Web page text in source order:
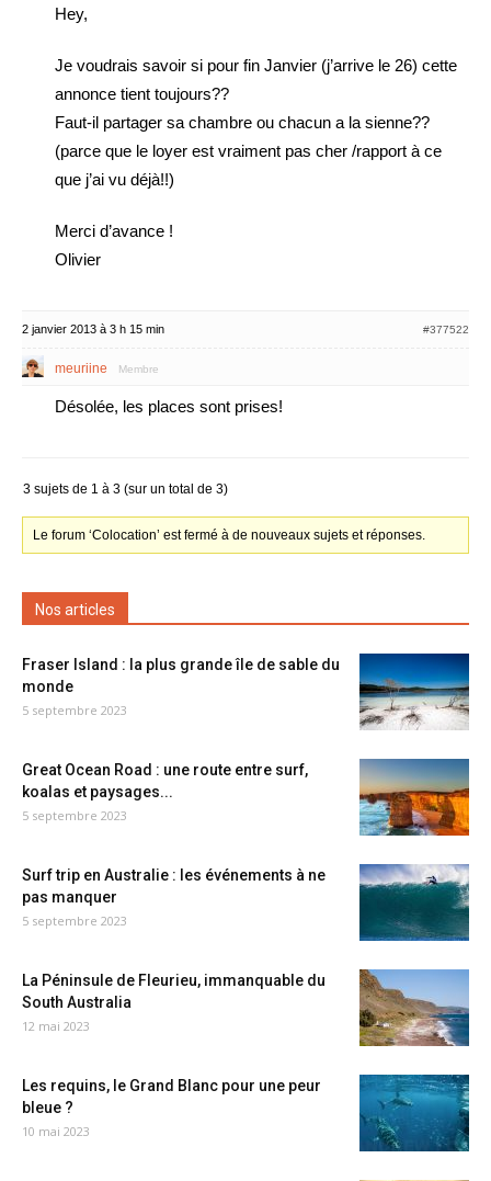
Hey,
Je voudrais savoir si pour fin Janvier (j’arrive le 26) cette
annonce tient toujours??
Faut-il partager sa chambre ou chacun a la sienne??
(parce que le loyer est vraiment pas cher /rapport à ce
que j’ai vu déjà!!)
Merci d’avance !
Olivier
2 janvier 2013 à 3 h 15 min #377522
meuriine Membre
Désolée, les places sont prises!
3 sujets de 1 à 3 (sur un total de 3)
Le forum ‘Colocation’ est fermé à de nouveaux sujets et réponses.
Nos articles
Fraser Island : la plus grande île de sable du
monde
5 septembre 2023
Great Ocean Road : une route entre surf,
koalas et paysages...
5 septembre 2023
Surf trip en Australie : les événements à ne
pas manquer
5 septembre 2023
La Péninsule de Fleurieu, immanquable du
South Australia
12 mai 2023
Les requins, le Grand Blanc pour une peur
bleue ?
10 mai 2023